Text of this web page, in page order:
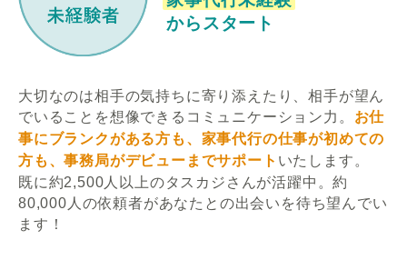
からスタート
大切なのは相手の気持ちに寄り添えたり、相手が望ん
でいることを想像できるコミュニケーション力。 お仕
事にブランクがある方も、家事代行の仕事が初めての
方も、事務局がデビューまでサポート いたします。
既に約2,500人以上のタスカジさんが活躍中。約
80,000人の依頼者があなたとの出会いを待ち望んでい
ます！